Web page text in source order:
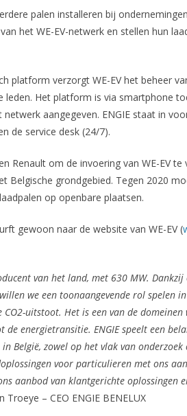
palen installeren bij
het WE-EV-netwerk en stellen hun
platform verzorgt WE-EV het beheer
leden. Het platform is via smartphone
aangegeven. ENGIE staat in
de service desk (24/7).
Renault om de invoering van WE-EV te
Belgische grondgebied. Tegen 2020
op openbare plaatsen.
gewoon naar de website van WE-EV (
van het land, met 630 MW.
we een toonaangevende rol spelen
uitstoot. Het is een van de
energietransitie. ENGIE speelt een
België, zowel op het vlak van onderzoek
voor particulieren met ons
aanbod van klantgerichte oplossingen
Troeye – CEO ENGIE BENELUX